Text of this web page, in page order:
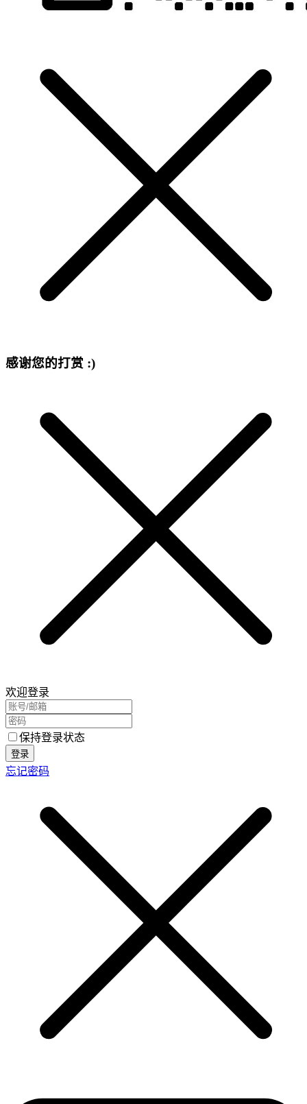
感谢您的打赏 :)
欢迎登录
保持登录状态
登录
忘记密码